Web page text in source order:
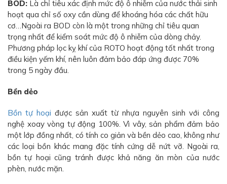
BOD: Là chỉ tiêu xác định mức độ ô nhiễm của nước thải sinh
hoạt qua chỉ số oxy cần dùng để khoáng hóa các chất hữu
cơ…Ngoài ra BOD còn là một trong những chỉ tiêu quan
trọng nhất để kiểm soát mức độ ô nhiễm của dòng chảy.
Phương pháp lọc kỵ khí của ROTO hoạt động tốt nhất trong
điều kiện yếm khí, nên luôn đảm bảo đáp ứng được 70%
trong 5 ngày đầu.
Bền dẻo
Bồn tự hoại được sản xuất từ nhựa nguyên sinh với công
nghệ xoay vòng tự động 100%. Vì vây, sản phẩm đảm bảo
một lớp đồng nhất, có tính co giản và bền dẻo cao, không như
các loại bồn khác mang đặc tính cứng dễ nứt vỡ. Ngoài ra,
bồn tự hoại cũng tránh được khả năng ăn mòn của nước
phèn, nước mặn.